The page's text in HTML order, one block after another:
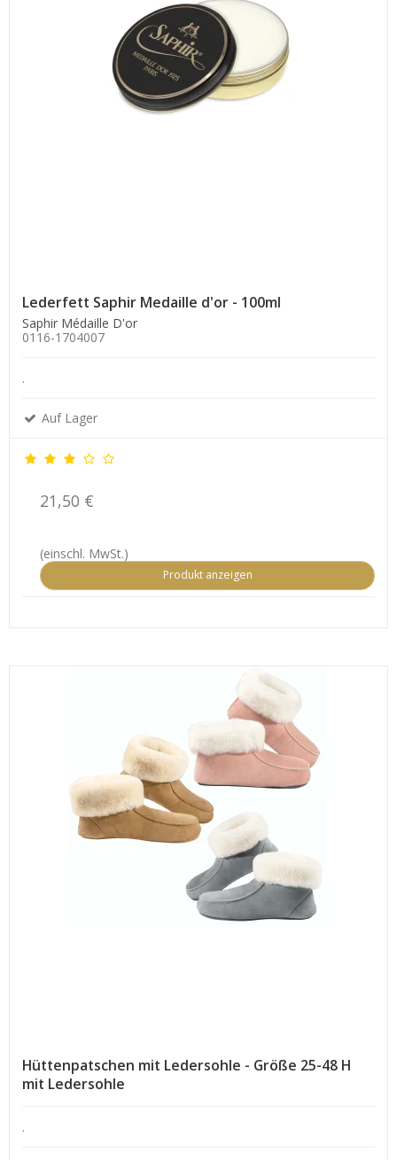
Lederfett Saphir Medaille d'or - 100ml
Saphir Médaille D'or
0116-1704007
.
Auf Lager
21,50 €
(einschl. MwSt.)
Produkt anzeigen
Hüttenpatschen mit Ledersohle - Größe 25-48 H
mit Ledersohle
.